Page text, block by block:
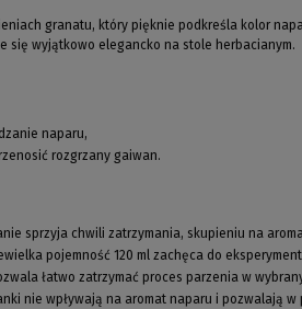
granatu, który pięknie podkreśla kolor
się wyjątkowo elegancko na stole herbacianym.
naparu,
rozgrzany gaiwan.
sprzyja chwili zatrzymania, skupieniu na
pojemność 120 ml zachęca do
łatwo zatrzymać proces parzenia w
nie wpływają na aromat naparu i pozwalają